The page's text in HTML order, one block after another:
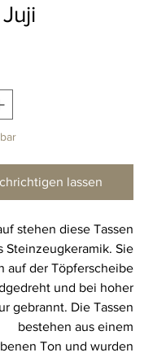
lassen
stehen diese Tassen
Steinzeugkeramik. Sie
auf der Töpferscheibe
und bei hoher
gebrannt. Die Tassen
bestehen aus einem
Ton und wurden